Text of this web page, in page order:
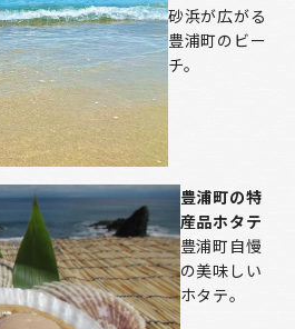
砂浜が広がる
豊浦町のビー
チ。
豊浦町の特
産品ホタテ
豊浦町自慢
の美味しい
ホタテ。